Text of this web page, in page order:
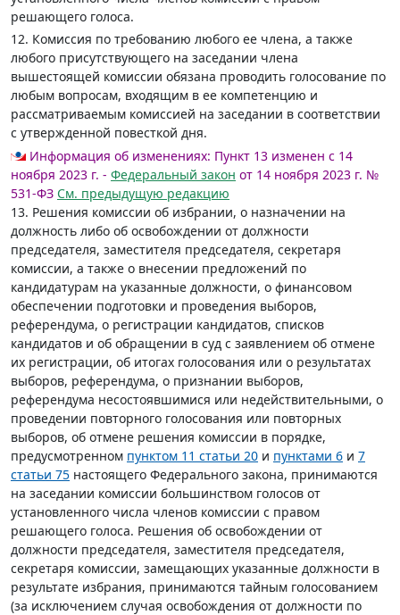
решающего голоса.
12. Комиссия по требованию любого ее члена, а также
любого присутствующего на заседании члена
вышестоящей комиссии обязана проводить голосование по
любым вопросам, входящим в ее компетенцию и
рассматриваемым комиссией на заседании в соответствии
с утвержденной повесткой дня.
Информация об изменениях: Пункт 13 изменен с 14
ноября 2023 г. - Федеральный закон от 14 ноября 2023 г. №
531-ФЗ См. предыдущую редакцию
13. Решения комиссии об избрании, о назначении на
должность либо об освобождении от должности
председателя, заместителя председателя, секретаря
комиссии, а также о внесении предложений по
кандидатурам на указанные должности, о финансовом
обеспечении подготовки и проведения выборов,
референдума, о регистрации кандидатов, списков
кандидатов и об обращении в суд с заявлением об отмене
их регистрации, об итогах голосования или о результатах
выборов, референдума, о признании выборов,
референдума несостоявшимися или недействительными, о
проведении повторного голосования или повторных
выборов, об отмене решения комиссии в порядке,
предусмотренном пунктом 11 статьи 20 и пунктами 6 и 7
статьи 75 настоящего Федерального закона, принимаются
на заседании комиссии большинством голосов от
установленного числа членов комиссии с правом
решающего голоса. Решения об освобождении от
должности председателя, заместителя председателя,
секретаря комиссии, замещающих указанные должности в
результате избрания, принимаются тайным голосованием
(за исключением случая освобождения от должности по